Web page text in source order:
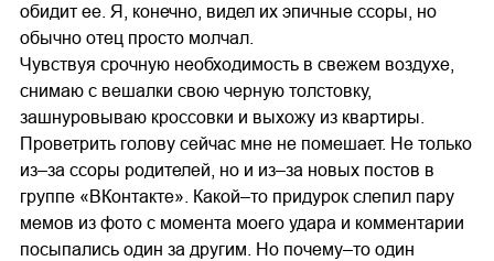
обидит ее. Я, конечно, видел их эпичные ссоры, но
обычно отец просто молчал.
Чувствуя срочную необходимость в свежем воздухе,
снимаю с вешалки свою черную толстовку,
зашнуровываю кроссовки и выхожу из квартиры.
Проветрить голову сейчас мне не помешает. Не только
из–за ссоры родителей, но и из–за новых постов в
группе «ВКонтакте». Какой–то придурок слепил пару
мемов из фото с момента моего удара и комментарии
посыпались один за другим. Но почему–то один